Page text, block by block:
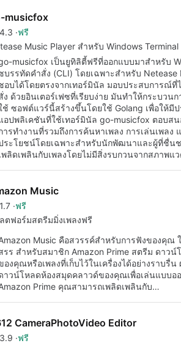
musicfox
4.3 ฟรี
Music Player สำหรับ Windows Terminal
musicfox เป็นยูทิลิตี้ฟรีที่ออกแบบมาสำหรับ
บรรทัดคำสั่ง (CLI) โดยเฉพาะสำหรับ
อบได้โดยตรงจากเทอร์มินัล มอบประสบการณ์
ง ด้วยอินเตอร์เฟซที่เรียบง่าย มันทำให้กระบวน
ช้ ซอฟต์แวร์นี้สร้างขึ้นโดยใช้ Golang เพื่อให้
อปพลิเคชันที่ใช้เทอร์มินัล go-musicfox ตอบส
ารทำงานที่รวมถึงการค้นหาเพลง การเล่นเพล
ระโยชน์โดยเฉพาะสำหรับนักพัฒนาและผู้ที่ชื่น
พลิดเพลินกับเพลงโดยไม่มีสิ่งรบกวนจากสภาพแ
Music
1.7 ฟรี
ตฟอร์มสตรีมมิ่งเพลงฟรี
Music คือสวรรค์สำหรับการฟังของคุณ
รร สำหรับสมาชิก Amazon Prime สตรีม ดาวน์
องคุณหรือเพลงที่เก็บไว้ในเครื่องได้อย่างราบ
าวน์โหลดห้องสมุดคลาวด์ของคุณเพื่อเล่นแบบ
Prime คุณสามารถเพลิดเพลินกับ…
CameraPhotoVideo Editor
3.9 ฟรี